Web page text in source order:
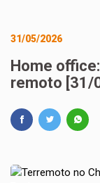
31/05/2026
Home
remoto [31/